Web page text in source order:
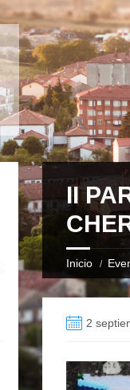
II
Inicio
2